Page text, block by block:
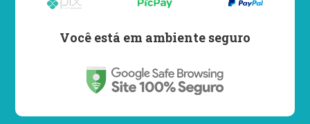
Você está em ambiente seguro